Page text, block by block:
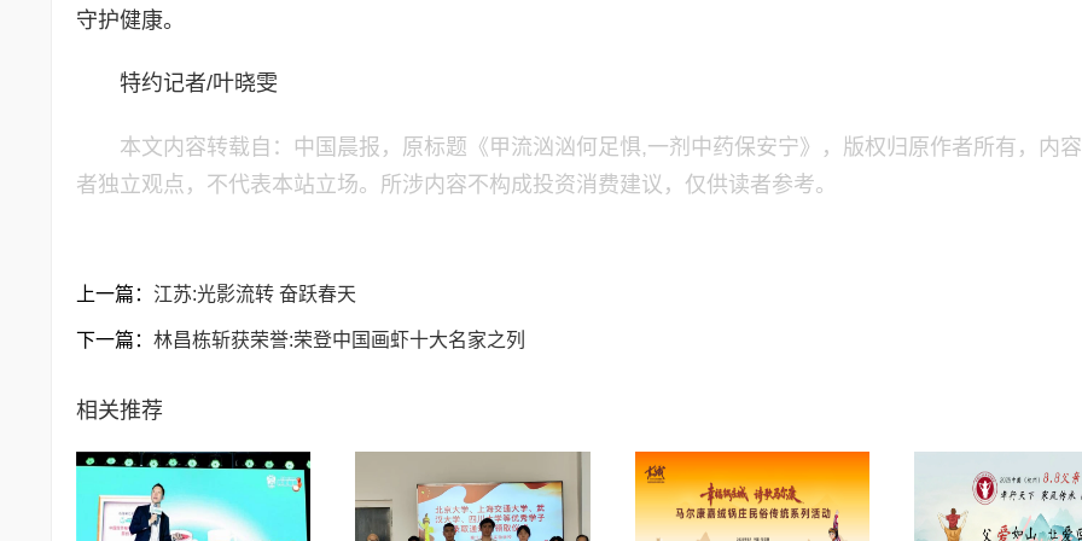
守护健康。
特约记者/叶晓雯
本文内容转载自：中国晨报，原标题《甲流汹汹何足惧,一剂中药保安宁》，版权归原作者所有，内
者独立观点，不代表本站立场。所涉内容不构成投资消费建议，仅供读者参考。
上一篇： 江苏:光影流转 奋跃春天
下一篇： 林昌栋斩获荣誉:荣登中国画虾十大名家之列
相关推荐